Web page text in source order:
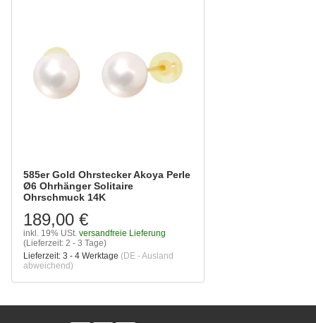
585er Gold Ohrstecker Akoya Perle
Ø6 Ohrhänger Solitaire
Ohrschmuck 14K
189,00 €
inkl. 19% USt. versandfreie Lieferung
(Lieferzeit: 2 - 3 Tage)
Lieferzeit: 3 - 4 Werktage (DE - Ausland
abweichend)